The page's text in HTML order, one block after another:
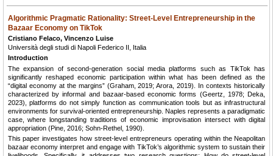
Algorithmic Pragmatic Rationality: Street-Level Entrepreneurship in the
Bazaar Economy on TikTok
Cristiano Felaco, Vincenzo Luise
Università degli studi di Napoli Federico II, Italia
Introduction
The expansion of second-generation social media platforms such as TikTok has
significantly reshaped economic participation within what has been defined as the
“digital economy at the margins” (Graham, 2019; Arora, 2019). In contexts historically
characterized by informal and bazaar-based economic forms (Geertz, 1978; Deka,
2023), platforms do not simply function as communication tools but as infrastructural
environments for survival-oriented entrepreneurship. Naples represents a paradigmatic
case, where longstanding traditions of economic improvisation intersect with digital
appropriation (Pine, 2016; Sohn-Rethel, 1990).
This paper investigates how street-level entrepreneurs operating within the Neapolitan
bazaar economy interpret and engage with TikTok’s algorithmic system to sustain their